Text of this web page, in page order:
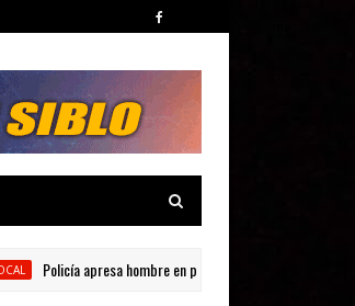
Policía apresa hombre en presunta por posesión de